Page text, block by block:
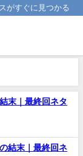
がすぐに見つかる
末｜最終回ネタ
結末｜最終回ネ